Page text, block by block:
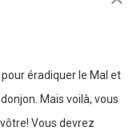
éradiquer le Mal et
Mais voilà, vous
Vous devrez